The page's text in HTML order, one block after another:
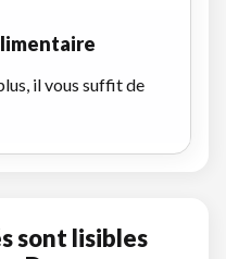
il vous suffit de
sont lisibles